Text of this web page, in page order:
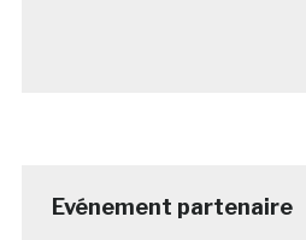
Evénement partenaire